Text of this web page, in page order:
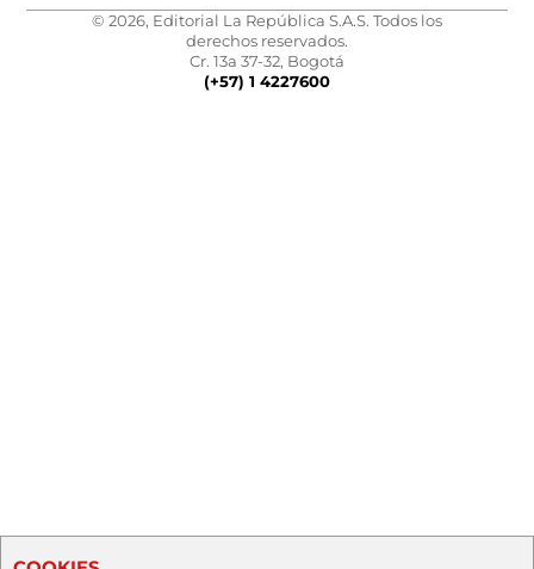
© 2026, Editorial La República S.A.S. Todos los
derechos reservados.
Cr. 13a 37-32, Bogotá
(+57) 1 4227600